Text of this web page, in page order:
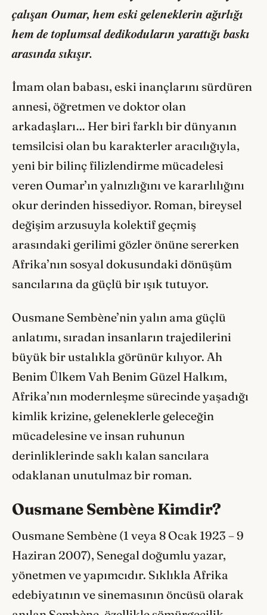
çalışan Oumar, hem eski geleneklerin ağırlığı
hem de toplumsal dedikoduların yarattığı baskı
arasında sıkışır.
İmam olan babası, eski inançlarını sürdüren
annesi, öğretmen ve doktor olan
arkadaşları… Her biri farklı bir dünyanın
temsilcisi olan bu karakterler aracılığıyla,
yeni bir bilinç filizlendirme mücadelesi
veren Oumar’ın yalnızlığını ve kararlılığını
okur derinden hissediyor. Roman, bireysel
değişim arzusuyla kolektif geçmiş
arasındaki gerilimi gözler önüne sererken
Afrika’nın sosyal dokusundaki dönüşüm
sancılarına da güçlü bir ışık tutuyor.
Ousmane Sembène’nin yalın ama güçlü
anlatımı, sıradan insanların trajedilerini
büyük bir ustalıkla görünür kılıyor. Ah
Benim Ülkem Vah Benim Güzel Halkım,
Afrika’nın modernleşme sürecinde yaşadığı
kimlik krizine, geleneklerle geleceğin
mücadelesine ve insan ruhunun
derinliklerinde saklı kalan sancılara
odaklanan unutulmaz bir roman.
Ousmane Sembène Kimdir?
Ousmane Sembène (1 veya 8 Ocak 1923 – 9
Haziran 2007), Senegal doğumlu yazar,
yönetmen ve yapımcıdır. Sıklıkla Afrika
edebiyatının ve sinemasının öncüsü olarak